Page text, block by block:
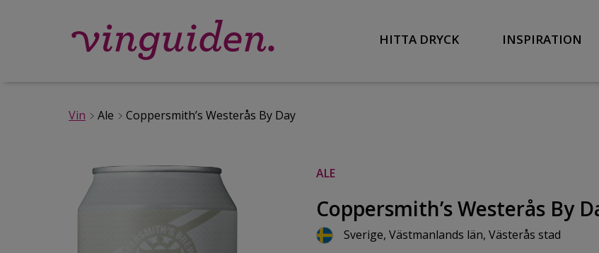
HITTA DRYCK INSPIRATION
Vin Ale Coppersmith’s Westerås By Day
ALE
Coppersmith’s Westerås By
Sverige, Västmanlands län, Västerås stad